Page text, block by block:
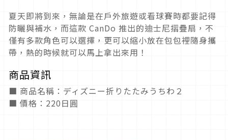
夏天即將到來，無論是在戶外旅遊或看球賽時都要記得
防曬與補水，而這款 CanDo 推出的迪士尼摺疊扇，不
僅有多款角色可以選擇，更可以縮小放在包包裡隨身攜
帶，熱的時候就可以馬上拿出來用！
商品資訊
■ 商品名稱：ディズニー折りたたみうちわ２
■ 價格：220日圓